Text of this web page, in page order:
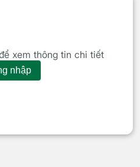
xem thông tin chi tiết
nhập